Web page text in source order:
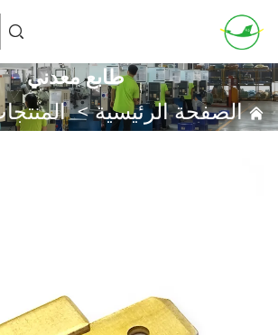
طابع معدني
الصفحة الرئيسية>